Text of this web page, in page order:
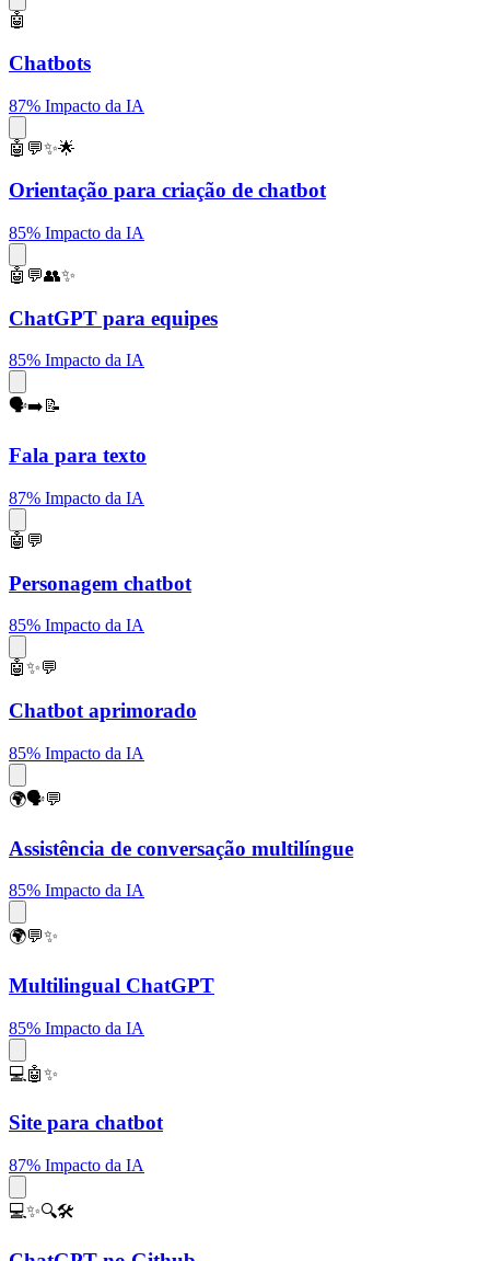
🤖
Chatbots
87% Impacto da IA
🤖💬✨🌟
Orientação para criação de chatbot
85% Impacto da IA
🤖💬👥✨
ChatGPT para equipes
85% Impacto da IA
🗣️➡️📝
Fala para texto
87% Impacto da IA
🤖💬
Personagem chatbot
85% Impacto da IA
🤖✨💬
Chatbot aprimorado
85% Impacto da IA
🌍🗣️💬
Assistência de conversação multilíngue
85% Impacto da IA
🌍💬✨
Multilingual ChatGPT
85% Impacto da IA
💻🤖✨
Site para chatbot
87% Impacto da IA
💻✨🔍🛠️